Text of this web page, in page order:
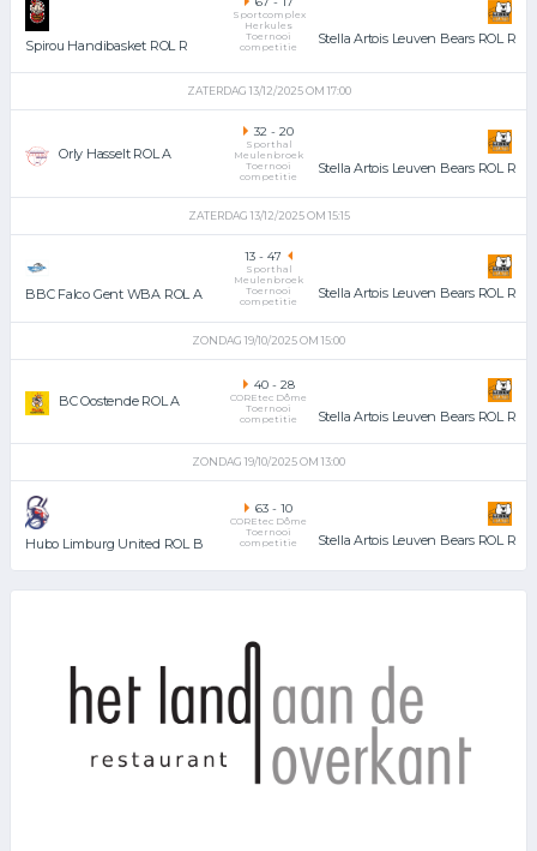
Spirou Handibasket ROL R
Sportcomplex
Herkules
Toernooi
competitie
Stella Artois Leuven Bears ROL R
ZATERDAG 13/12/2025 OM 17:00
Orly Hasselt ROL A
32 - 20
Sporthal
Meulenbroek
Toernooi
competitie
Stella Artois Leuven Bears ROL R
ZATERDAG 13/12/2025 OM 15:15
BBC Falco Gent WBA ROL A
13 - 47
Sporthal
Meulenbroek
Toernooi
competitie
Stella Artois Leuven Bears ROL R
ZONDAG 19/10/2025 OM 15:00
BC Oostende ROL A
40- 28
COREtec Dôme
Toernooi
competitie
Stella Artois Leuven Bears ROL R
ZONDAG 19/10/2025 OM 13:00
Hubo Limburg United ROL B
63 - 10
COREtec Dôme
Toernooi
competitie
Stella Artois Leuven Bears ROL R